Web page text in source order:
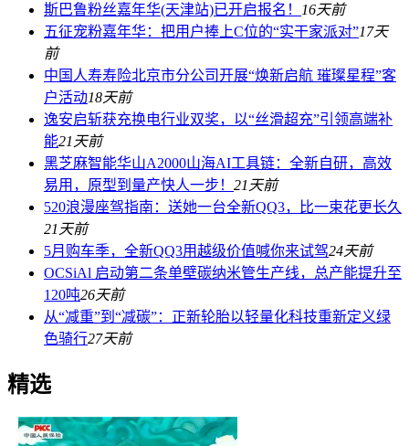
斯巴鲁粉丝嘉年华(天津站)已开启报名！
16天前
五征宠粉嘉年华：把用户捧上C位的“实干家派对”17天
前
中国人寿寿险北京市分公司开展“焕新启航 璀璨星程”客
户活动18天前
逸安启斩获充换电行业双奖，以“丝滑超充”引领高端补
能21天前
黑芝麻智能华山A2000山海AI工具链：全新自研，高效
易用，原型到量产快人一步！ 21天前
520浪漫座驾指南：送她一台全新QQ3，比一束花更长久
21天前
5月购车季，全新QQ3用越级价值喊你来试驾24天前
OCSiAl 启动第二条单壁碳纳米管生产线，总产能提升至
120吨26天前
从“减重”到“减碳”：正新轮胎以轻量化科技重新定义绿
色骑行27天前
精选